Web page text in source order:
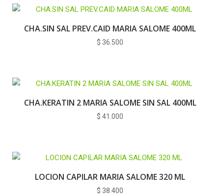
CHA.SIN SAL PREV.CAID MARIA SALOME 400ML
$ 36.500
CHA.KERATIN 2 MARIA SALOME SIN SAL 400ML
$ 41.000
LOCION CAPILAR MARIA SALOME 320 ML
$ 38.400